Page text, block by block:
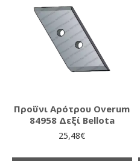
Προΰνι Αρότρου Overum
84958 Δεξί Bellota
25,48€